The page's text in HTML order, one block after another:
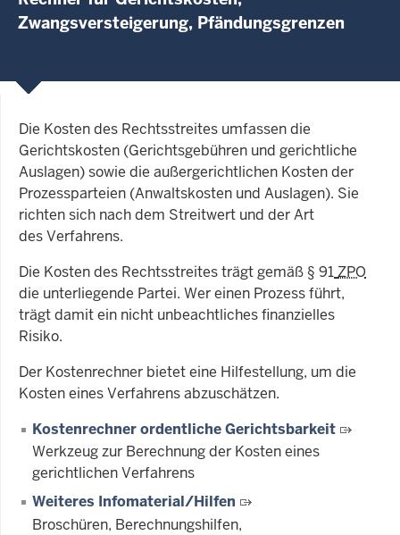
Zwangsversteigerung, Pfändungsgrenzen
Die Kosten des Rechtsstreites umfassen die
Gerichtskosten (Gerichtsgebühren und gerichtliche
Auslagen) sowie die außergerichtlichen Kosten der
Prozessparteien (Anwaltskosten und Auslagen). Sie
richten sich nach dem Streitwert und der Art
des Verfahrens.
Die Kosten des Rechtsstreites trägt gemäß § 91ZPO
die unterliegende Partei. Wer einen Prozess führt,
trägt damit ein nicht unbeachtliches finanzielles
Risiko.
Der Kostenrechner bietet eine Hilfestellung, um die
Kosten eines Verfahrens abzuschätzen.
Kostenrechner ordentliche Gerichtsbarkeit
Werkzeug zur Berechnung der Kosten eines
gerichtlichen Verfahrens
Weiteres Infomaterial/Hilfen
Broschüren, Berechnungshilfen,